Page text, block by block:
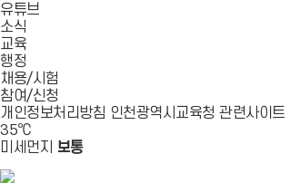
유튜브바
소식
교육
행정
채용/시험
참여/신청
개인정보처리방침 인천광역시교육청 관련사이트
35℃
미세먼지 보통